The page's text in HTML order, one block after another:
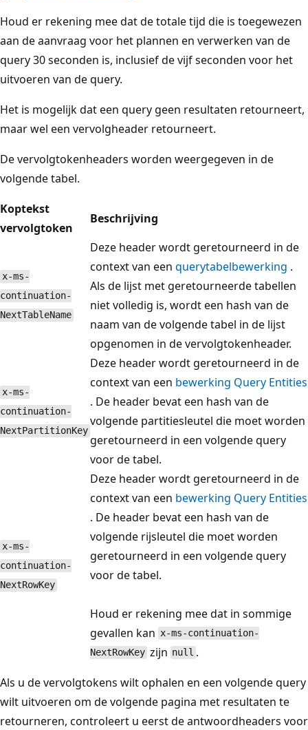
Houd er rekening mee dat de totale tijd die is toegewezen
aan de aanvraag voor het plannen en verwerken van de
query 30 seconden is, inclusief de vijf seconden voor het
uitvoeren van de query.
Het is mogelijk dat een query geen resultaten retourneert,
maar wel een vervolgheader retourneert.
De vervolgtokenheaders worden weergegeven in de
volgende tabel.
Koptekst
vervolgtoken
Beschrijving
x-ms-
continuation-
NextTableName
Deze header wordt geretourneerd in de
context van een querytabelbewerking .
Als de lijst met geretourneerde tabellen
niet volledig is, wordt een hash van de
naam van de volgende tabel in de lijst
opgenomen in de vervolgtokenheader.
x-ms-
continuation-
NextPartitionKey
Deze header wordt geretourneerd in de
context van een bewerking Query Entities
. De header bevat een hash van de
volgende partitiesleutel die moet worden
geretourneerd in een volgende query
voor de tabel.
x-ms-
continuation-
NextRowKey
Deze header wordt geretourneerd in de
context van een bewerking Query Entities
. De header bevat een hash van de
volgende rijsleutel die moet worden
geretourneerd in een volgende query
voor de tabel.
Houd er rekening mee dat in sommige
gevallen kan x-ms-continuation-
NextRowKey zijn null .
Als u de vervolgtokens wilt ophalen en een volgende query
wilt uitvoeren om de volgende pagina met resultaten te
retourneren, controleert u eerst de antwoordheaders voor